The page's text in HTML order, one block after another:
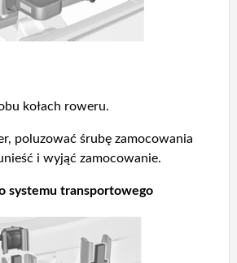
kołach roweru.
poluzować śrubę zamocowania
i wyjąć zamocowanie.
systemu transportowego